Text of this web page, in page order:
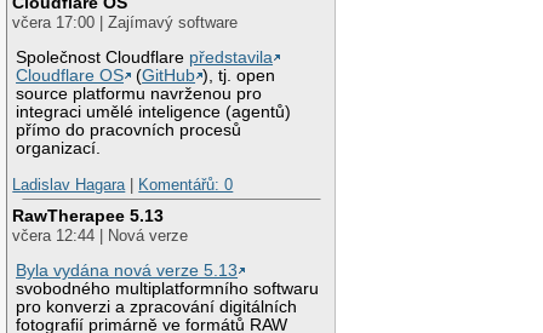
včera 17:00 | Zajímavý software
Společnost Cloudflare představila
Cloudflare OS
(GitHub ), tj. open
source platformu navrženou pro
integraci umělé inteligence (agentů)
přímo do pracovních procesů
organizací.
Ladislav Hagara
Komentářů: 0
RawTherapee 5.13
včera 12:44 | Nová verze
Byla vydána nová verze 5.13
svobodného multiplatformního softwaru
pro konverzi a zpracování digitálních
fotografií primárně ve formátů RAW